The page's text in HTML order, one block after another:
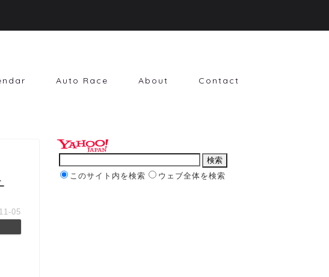
Auto Race About Contact
05
このサイト内を検索 ウェブ全体を検索